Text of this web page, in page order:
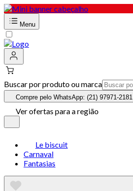
Menu
Buscar por produto ou marca
Compre pelo WhatsApp: (21) 97971-2181
Ver ofertas para a região
Le biscuit
Carnaval
Fantasias